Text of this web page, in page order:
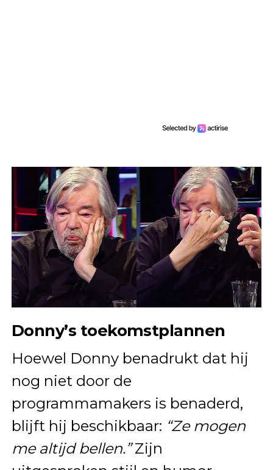
Donny’s toekomstplannen
Hoewel Donny benadrukt dat hij
nog niet door de
programmamakers is benaderd,
blijft hij beschikbaar: “Ze mogen
me altijd bellen.”Zijn